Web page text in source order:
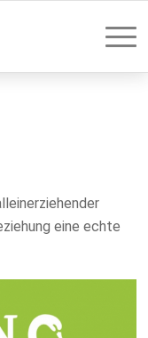
eine echte